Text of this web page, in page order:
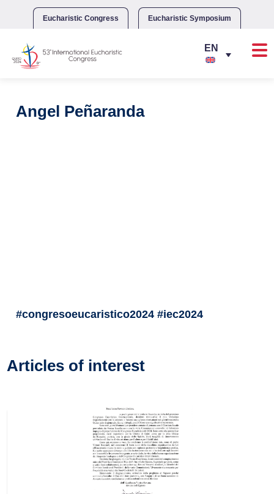
Eucharistic Congress Eucharistic Symposium
Angel Peñaranda
#congresoeucaristico2024 #iec2024
Articles of interest